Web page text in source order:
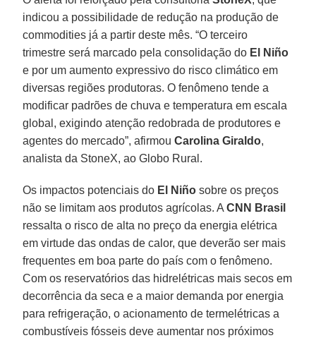
indicou a possibilidade de redução na produção de
commodities já a partir deste mês. “O terceiro
trimestre será marcado pela consolidação do El Niño
e por um aumento expressivo do risco climático em
diversas regiões produtoras. O fenômeno tende a
modificar padrões de chuva e temperatura em escala
global, exigindo atenção redobrada de produtores e
agentes do mercado”, afirmouCarolina Giraldo,
analista da StoneX, ao Globo Rural.
Os impactos potenciais do El Niño sobre os preços
não se limitam aos produtos agrícolas. ACNN Brasil
ressalta o risco de alta no preço da energia elétrica
em virtude das ondas de calor, que deverão ser mais
frequentes em boa parte do país com o fenômeno.
Com os reservatórios das hidrelétricas mais secos em
decorrência da seca e a maior demanda por energia
para refrigeração, o acionamento de termelétricas a
combustíveis fósseis deve aumentar nos próximos